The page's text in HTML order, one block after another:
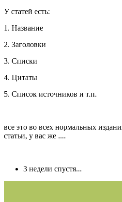
У статей есть:
1. Название
2. Заголовки
3. Списки
4. Цитаты
5. Список источников и т.п.
все это во всех нормальных
статьи, у вас же ....
3 недели спустя...